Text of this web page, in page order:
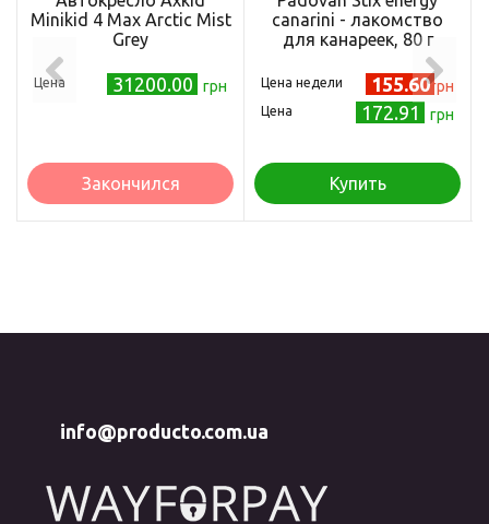
Minikid 4 Max Arctic Mist
Grey
Цена 31200.00 грн
Закончился
canarini - лакомство
для канареек, 80 г
Цена недели 155.60грн
Цена 172.91 грн
Купить
info@producto.com.ua